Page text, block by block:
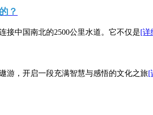
？
接中国南北的2500公里水道。它不仅是[详
游，开启一段充满智慧与感悟的文化之旅[